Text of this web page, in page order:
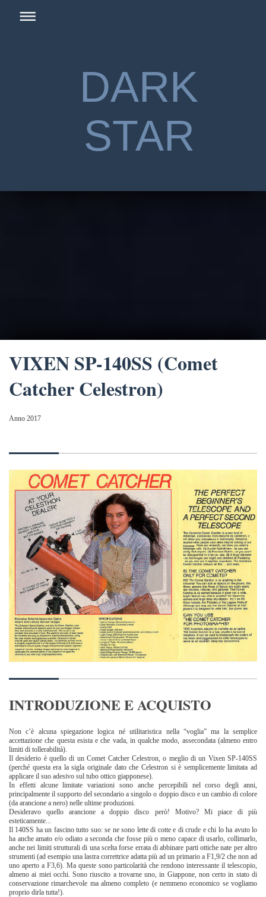
DARK
STAR
VIXEN SP-140SS (Comet
Catcher Celestron)
Anno 2017
INTRODUZIONE E ACQUISTO
Non c’è alcuna spiegazione logica né utilitaristica nella “voglia” ma la semplice
accettazione che questa esista e che vada, in qualche modo, assecondata (almeno entro
limiti di tollerabilità).
Il desiderio è quello di un Comet Catcher Celestron, o meglio di un Vixen SP-140SS
(perché questa era la sigla originale dato che Celestron si è semplicemente limitata ad
applicare il suo adesivo sul tubo ottico giapponese).
In effetti alcune limitate variazioni sono anche percepibili nel corso degli anni,
principalmente il supporto del secondario a singolo o doppio disco e un cambio di colore
(da arancione a nero) nelle ultime produzioni.
Desideravo quello arancione a doppio disco però! Motivo? Mi piace di più
esteticamente...
Il 140SS ha un fascino tutto suo: se ne sono lette di cotte e di crude e chi lo ha avuto lo
ha anche amato e/o odiato a seconda che fosse più o meno capace di usarlo, collimarlo,
anche nei limiti strutturali di una scelta forse errata di abbinare parti ottiche nate per altro
strumenti (ad esempio una lastra correttrice adatta più ad un primario a F1,9/2 che non ad
uno aperto a F3,6). Ma queste sono particolarità che rendono interessante il telescopio,
almeno ai miei occhi. Sono riuscito a trovarne uno, in Giappone, non certo in stato di
conservazione rimarchevole ma almeno completo (e nemmeno economico se vogliamo
proprio dirla tutta!).